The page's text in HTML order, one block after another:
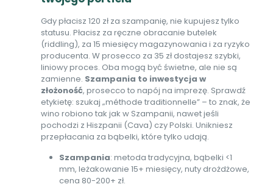
Gdy płacisz 120 zł za szampanię, nie kupujesz tylko
statusu. Płacisz za ręczne obracanie butelek
(riddling), za 15 miesięcy magazynowania i za ryzyko
producenta. W prosecco za 35 zł dostajesz szybki,
liniowy proces. Oba mogą być świetne, ale nie są
zamienne. Szampania to inwestycja w
złożoność, prosecco to napój na imprezę. Sprawdź
etykietę: szukaj „méthode traditionnelle” – to znak, że
wino robiono tak jak w Szampanii, nawet jeśli
pochodzi z Hiszpanii (Cava) czy Polski. Unikniesz
przepłacania za bąbelki, które tylko udają.
Szampania: metoda tradycyjna, bąbelki <1
mm, leżakowanie 15+ miesięcy, nuty drożdżowe,
cena 80-200+ zł.